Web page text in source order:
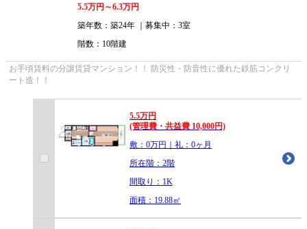
5.5万円～6.3万円
築年数：築24年 ｜募集中： 3室
階数：10階建
お手頃賃料の分譲賃貸マンション！！ 防災性・防音性に優れた鉄筋コンクリ
ート造！！
5.5万円
(管理費・共益費 10,000円)
敷：0万円｜礼：0ヶ月
所在階：2階
間取り：1K
面積：19.88㎡